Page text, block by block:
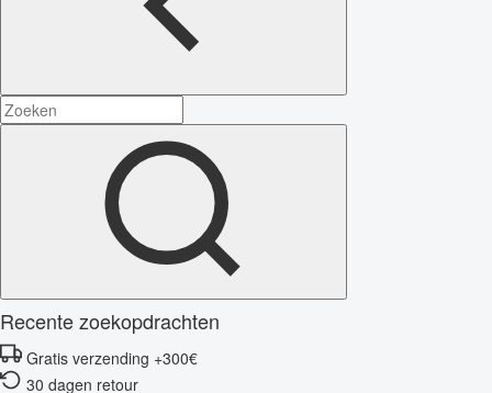
Recente zoekopdrachten
Gratis verzending +300€
30 dagen retour